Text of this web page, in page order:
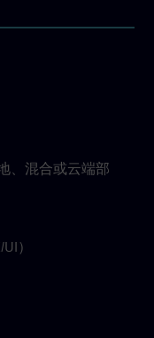
、混合或云端部
）